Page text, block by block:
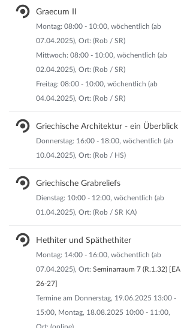
Graecum II
Montag: 08:00 - 10:00, wöchentlich (ab
07.04.2025), Ort: (Rob / SR)
Mittwoch: 08:00 - 10:00, wöchentlich (ab
02.04.2025), Ort: (Rob / SR)
Freitag: 08:00 - 10:00, wöchentlich (ab
04.04.2025), Ort: (Rob / SR)
Griechische Architektur - ein Überblick
Donnerstag: 16:00 - 18:00, wöchentlich (ab
10.04.2025), Ort: (Rob / HS)
Griechische Grabreliefs
Dienstag: 10:00 - 12:00, wöchentlich (ab
01.04.2025), Ort: (Rob / SR KA)
Hethiter und Späthethiter
Montag: 14:00 - 16:00, wöchentlich (ab
07.04.2025), Ort: Seminarraum 7 (R.1.32) [EA
26-27]
Termine am Donnerstag, 19.06.2025 13:00 -
15:00, Montag, 18.08.2025 10:00 - 11:00,